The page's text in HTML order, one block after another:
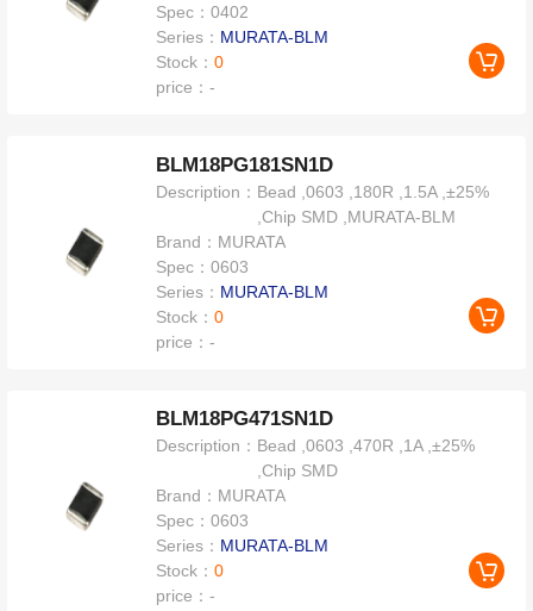
Spec：0402
Series： MURATA-BLM
Stock：0
price：-
BLM18PG181SN1D
Description： Bead ,0603 ,180R ,1.5A ,±25%
,Chip SMD ,MURATA-BLM
Brand： MURATA
Spec：0603
Series： MURATA-BLM
Stock：0
price：-
BLM18PG471SN1D
Description： Bead ,0603 ,470R ,1A ,±25%
,Chip SMD
Brand： MURATA
Spec：0603
Series： MURATA-BLM
Stock：0
price：-